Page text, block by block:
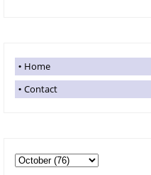
Home
Contact